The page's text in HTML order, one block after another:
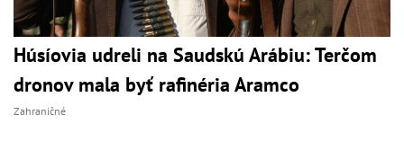
Húsíovia udreli na Saudskú Arábiu: Terčom
dronov mala byť rafinéria Aramco
Zahraničné